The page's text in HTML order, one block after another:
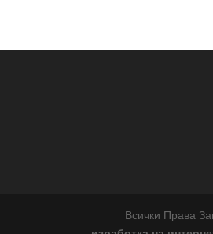
Всички Права